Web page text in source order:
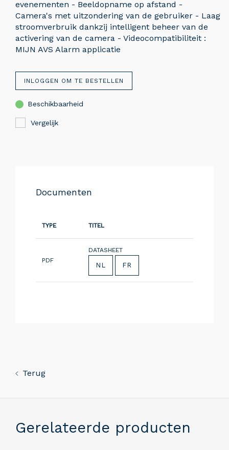
evenementen - Beeldopname op afstand -
Camera's met uitzondering van de gebruiker - Laag
stroomverbruik dankzij intelligent beheer van de
activering van de camera - Videocompatibiliteit :
MIJN AVS Alarm applicatie
INLOGGEN OM TE BESTELLEN
Beschikbaarheid
Vergelijk
Documenten
TYPE TITEL
PDF
DATASHEET
NL FR
Terug
Gerelateerde producten